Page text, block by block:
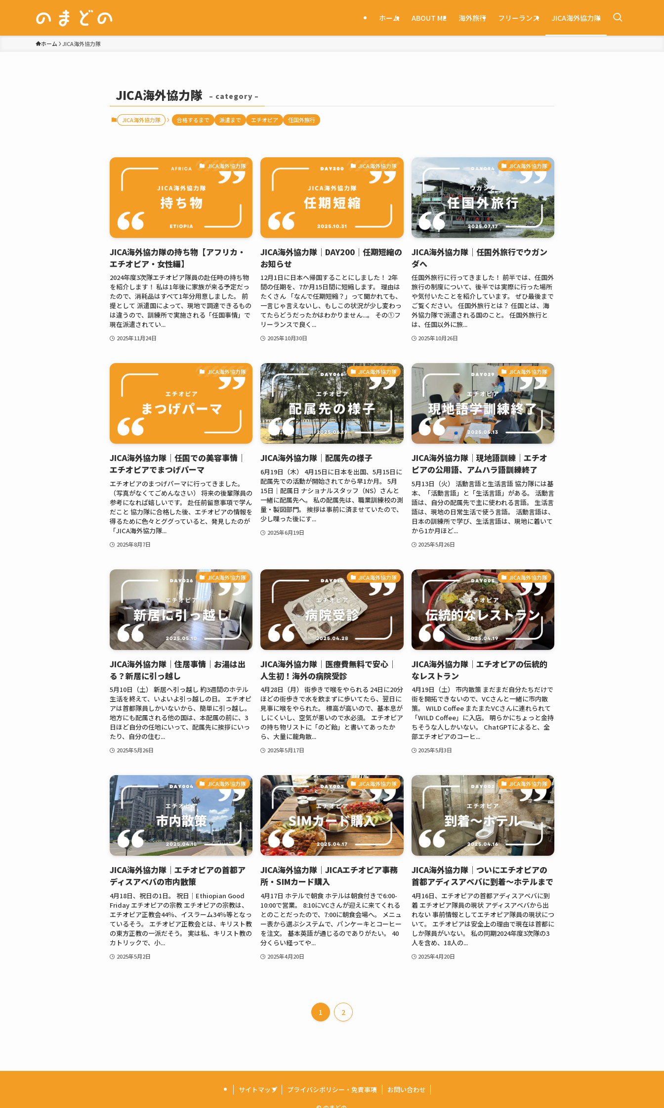
ホーム ABOUT ME 海外旅行 フリーランス JICA海外協力隊
ホーム JICA海外協力隊
JICA海外協力隊 – category –
JICA海外協力隊 合格するまで 派遣まで エチオピア 任国外旅行
JICA海外協力隊
JICA海外協力隊の持ち物【アフリカ・
エチオピア・女性編】
2024年度3次隊エチオピア隊員の赴任時の持ち物
を紹介します！ 私は1年後に家族が来る予定だっ
たので、消耗品はすべて1年分用意しました。 前
提として 派遣国によって、現地で調達できるもの
は違うので、訓練所で実施される「任国事情」で
現在派遣されてい...
2025年11月24日
JICA海外協力隊
JICA海外協力隊｜DAY200｜任期短縮の
お知らせ
12月1日に日本へ帰国することにしました！ 2年
間の任期を、7か月15日間に短縮します。 理由は
たくさん 「なんで任期短縮？」って聞かれても、
一言じゃ言えないし、もしこの状況が少し変わっ
てたらどうだったかはわかりません...。 その①フ
リーランスで良く...
2025年10月30日
JICA海外協力隊
JICA海外協力隊｜任国外旅行でウガン
ダへ
任国外旅行に行ってきました！ 前半では、任国外
旅行の制度について、後半では実際に行った場所
や気付いたことを紹介しています。 ぜひ最後まで
ご覧ください。 任国外旅行とは？ 任国とは、海
外協力隊で派遣される国のこと。 任国外旅行と
は、任国以外に旅...
2025年10月26日
JICA海外協力隊
JICA海外協力隊｜任国での美容事情｜
エチオピアでまつげパーマ
エチオピアのまつげパーマに行ってきました。
（写真がなくてごめんなさい） 将来の後輩隊員の
参考になれば嬉しいです。 赴任前留意事項で学ん
だこと 協力隊に合格した後、エチオピアの情報を
得るために色々とググっていると、発見したのが
「JICA海外協力隊...
2025年8月7日
JICA海外協力隊
JICA海外協力隊｜配属先の様子
6月19日（木） 4月15日に日本を出国、5月15日に
配属先での活動が開始されてから早1か月。 5月
15日｜配属日 ナショナルスタッフ（NS）さんと
一緒に配属先へ。 私の配属先は、職業訓練校の測
量・製図部門。 挨拶は事前に済ませていたので、
少し喋った後にす...
2025年6月19日
JICA海外協力隊
JICA海外協力隊｜現地語訓練｜エチオ
ピアの公用語、アムハラ語訓練終了
5月13日（火） 活動言語と生活言語 協力隊には基
本、「活動言語」と「生活言語」がある。 活動言
語は、自分の配属先で主に使われる言語。 生活言
語は、現地の日常生活で使う言語。 活動言語は、
日本の訓練所で学び、生活言語は、現地に着いて
から1か月ほど...
2025年5月26日
JICA海外協力隊
JICA海外協力隊｜住居事情｜お湯は出
る？新居に引っ越し
5月10日（土） 新居へ引っ越し 約3週間のホテル
生活を終えて、いよいよ引っ越しの日。 エチオピ
アは首都隊員しかいないから、簡単に引っ越し。
地方にも配属される他の国は、本配属の前に、3
日ほど自分の任地にいって、配属先に挨拶にいっ
たり、自分の住む...
2025年5月26日
JICA海外協力隊
JICA海外協力隊｜医療費無料で安心｜
人生初！海外の病院受診
4月28日（月） 街歩きで喉をやられる 24日に20分
ほどの街歩きで水を飲まずに歩いてたら、翌日に
見事に喉をやられた。 標高が高いので、基本息が
しにくいし、空気が悪いので水必須。 エチオピア
の持ち物リストに「のど飴」と書いてあったか
ら、大量に龍角散...
2025年5月17日
JICA海外協力隊
JICA海外協力隊｜エチオピアの伝統的
なレストラン
4月19日（土） 市内散策 まだまだ自分たちだけで
街を開拓できないので、VCさんと一緒に市内散
策。 WILD Coffee またまたVCさんに連れられて
「WILD Coffee」に入店。 明らかにちょっと金持
ちそうな人しかいない。 ChatGPTによると、全
部エチオピアのコーヒ...
2025年5月3日
JICA海外協力隊
JICA海外協力隊｜エチオピアの首都ア
ディスアベバの市内散策
4月18日、祝日の1日。 祝日｜Ethiopian Good
Friday エチオピアの宗教 エチオピアの宗教は、
エチオピア正教会44％、イスラーム34％等となっ
ているそう。 エチオピア正教会とは、キリスト教
の東方正教の一派だそう。 実は私、キリスト教の
カトリックで、小...
2025年5月2日
JICA海外協力隊
JICA海外協力隊｜JICAエチオピア事務
所・SIMカード購入
4月17日 ホテルで朝食 ホテルは朝食付きで6:00-
10:00で営業。 8:10にVCさんが迎えに来てくれる
とのことだったので、7:00に朝食会場へ。 メニュ
ー表から選ぶシステムで、パンケーキとコーヒー
を注文。 基本英語が通じるのでありがたい。 40
分くらい経ってや...
2025年4月20日
JICA海外協力隊
JICA海外協力隊｜ついにエチオピアの
首都アディスアベバに到着〜ホテルまで
4月16日、エチオピアの首都アディスアベバに到
着 エチオピア隊員の現状 アディスアベバから出
れない 事前情報としてエチオピア隊員の現状につ
いて。 エチオピアは安全上の理由で現在は首都に
しか隊員がいない。 私の同期2024年度3次隊の3
人を含め、18人の...
2025年4月20日
1 2
サイトマップ プライバシポリシー・免責事項 お問い合わせ